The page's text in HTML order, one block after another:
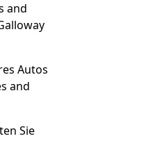
and
Autos
and
Sie